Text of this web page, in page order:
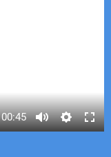
00:45